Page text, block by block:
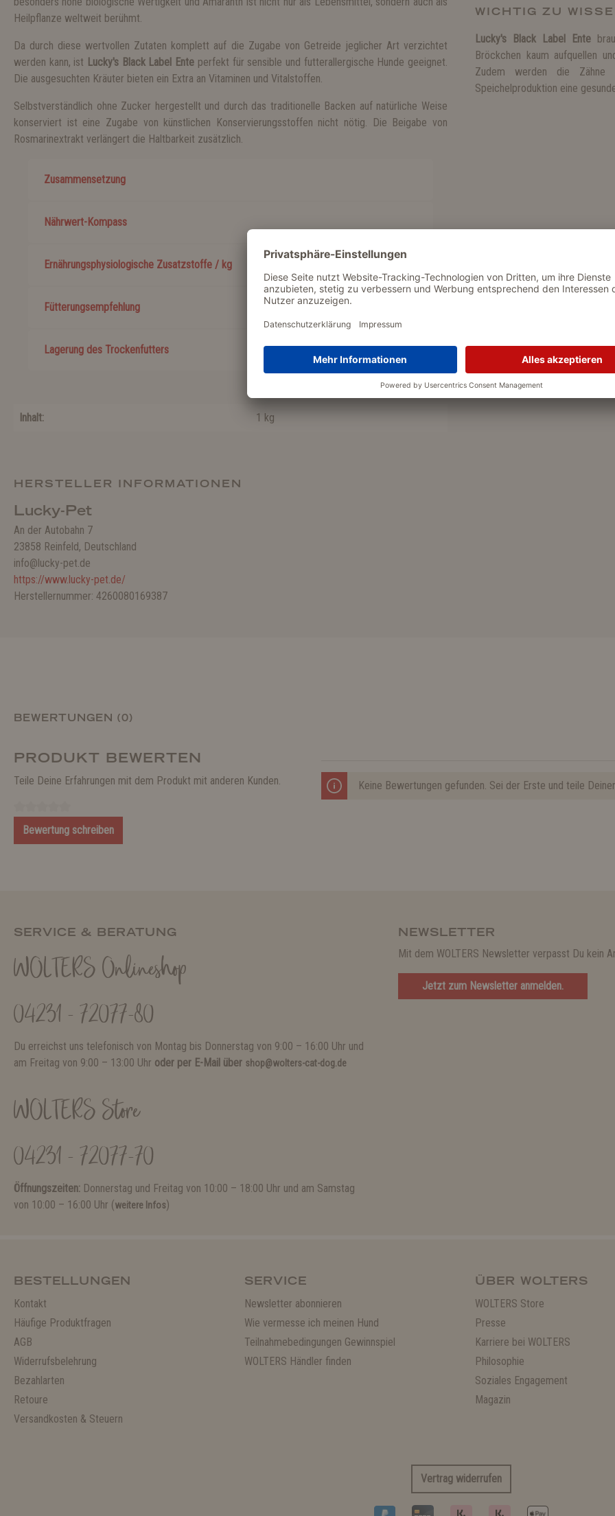
Heilpflanze weltweit berühmt.
Da durch diese wertvollen Zutaten komplett auf die Zugabe von Getreide jeglicher Art verzichtet
werden kann, ist Lucky's Black Label Ente perfekt für sensible und futterallergische Hunde geeignet.
Die ausgesuchten Kräuter bieten ein Extra an Vitaminen und Vitalstoffen.
Selbstverständlich ohne Zucker hergestellt und durch das traditionelle Backen auf natürliche Weise
konserviert ist eine Zugabe von künstlichen Konservierungsstoffen nicht nötig. Die Beigabe von
Rosmarinextrakt verlängert die Haltbarkeit zusätzlich.
Zusammensetzung
Nährwert-Kompass
Ernährungsphysiologische Zusatzstoffe / kg
Fütterungsempfehlung
Lagerung des Trockenfutters
Inhalt: 1 kg
HERSTELLER INFORMATIONEN
Lucky-Pet
An der Autobahn 7
23858 Reinfeld, Deutschland
info@lucky-pet.de
https://www.lucky-pet.de/
Herstellernummer: 4260080169387
WICHTIG ZU
Lucky's Black Label Ente
Bröckchen kaum aufquellen
Zudem werden die Zähne
Speichelproduktion eine
BEWERTUNGEN (0)
PRODUKT BEWERTEN
Teile Deine Erfahrungen mit dem Produkt mit anderen Kunden.
Bewertung schreiben
Keine Bewertungen gefunden. Sei der Erste und teile
SERVICE & BERATUNG
WOLTERS Onlineshop
04231 - 72077-80
Du erreichst uns telefonisch von Montag bis Donnerstag von 9:00 – 16:00 Uhr und
am Freitag von 9:00 – 13:00 Uhr oder per E-Mail über shop@wolters-cat-dog.de
WOLTERS Store
04231 - 72077-70
Öffnungszeiten: Donnerstag und Freitag von 10:00 – 18:00 Uhr und am Samstag
von 10:00 – 16:00 Uhr (weitere Infos)
NEWSLETTER
Mit dem WOLTERS Newsletter verpasst Du kein
Jetzt zum Newsletter anmelden.
BESTELLUNGEN
Kontakt
Häufige Produktfragen
AGB
Widerrufsbelehrung
Bezahlarten
Retoure
Versandkosten & Steuern
SERVICE
Newsletter abonnieren
Wie vermesse ich meinen Hund
Teilnahmebedingungen Gewinnspiel
WOLTERS Händler finden
ÜBER WOLTERS
WOLTERS Store
Presse
Karriere bei WOLTERS
Philosophie
Soziales Engagement
Magazin
Vertrag widerrufen